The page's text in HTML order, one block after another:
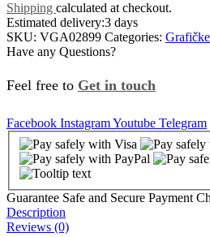
Shipping calculated at checkout.
Estimated delivery:3 days
SKU: VGA02899 Categories:
Have any Questions?
Feel free to Get in touch
Facebook InstagramYoutube Telegram
Guarantee Safe and Secure Payment
Description
Reviews (0)